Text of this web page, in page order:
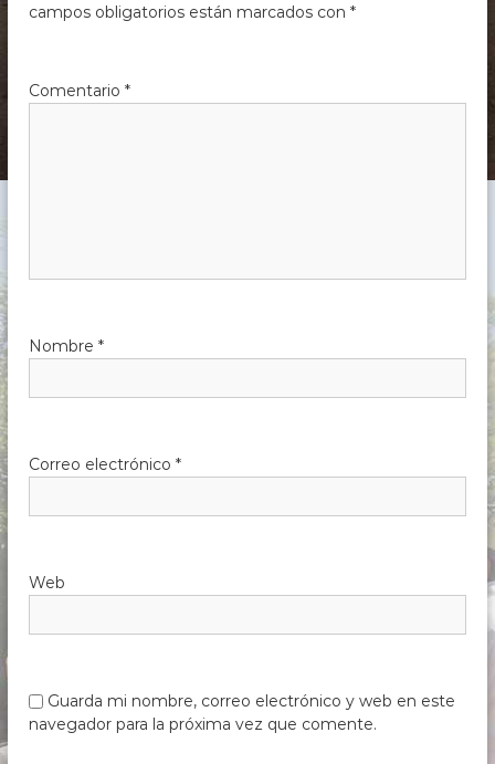
campos obligatorios están marcados con*
Comentario*
Nombre*
Correo electrónico*
Web
Guarda mi nombre, correo electrónico y web en este
navegador para la próxima vez que comente.